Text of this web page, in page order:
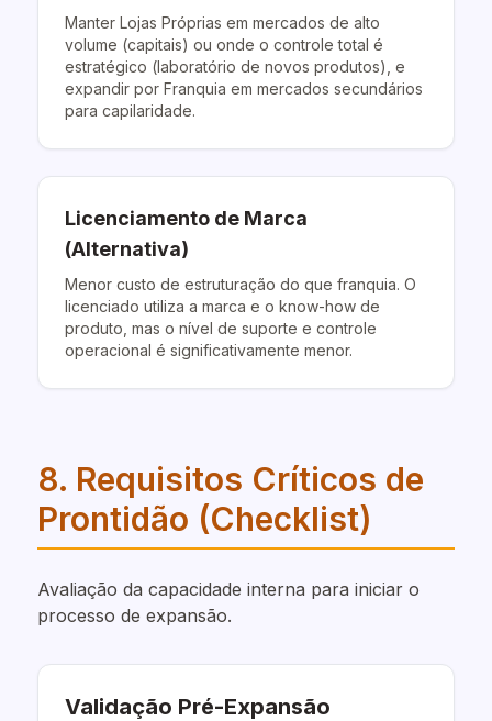
Manter Lojas Próprias em mercados de alto
volume (capitais) ou onde o controle total é
estratégico (laboratório de novos produtos), e
expandir por Franquia em mercados secundários
para capilaridade.
Licenciamento de Marca
(Alternativa)
Menor custo de estruturação do que franquia. O
licenciado utiliza a marca e o know-how de
produto, mas o nível de suporte e controle
operacional é significativamente menor.
8. Requisitos Críticos de
Prontidão (Checklist)
Avaliação da capacidade interna para iniciar o
processo de expansão.
Validação Pré-Expansão